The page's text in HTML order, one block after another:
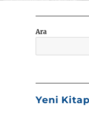
Ara
Yeni